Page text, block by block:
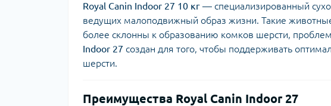
Royal Canin Indoor 27 10 кг — специализированный
ведущих малоподвижный образ жизни. Такие
более склонны к образованию комков шерсти,
Indoor 27 создан для того, чтобы поддерживать
шерсти.
Преимущества Royal Canin Indoor 27